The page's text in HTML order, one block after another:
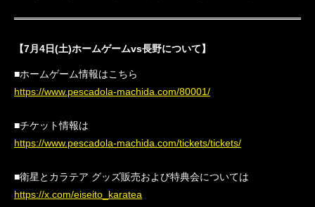
【7月4日(土)ホームゲームvs長野について】
■ホームゲーム情報はこちら
https://www.pescadola-machida.com/80001/
■チケット情報は
https://www.pescadola-machida.com/tickets/tickets/
■衛星とカラテア グッズ販売および特典会については
https://x.com/eiseito_karatea